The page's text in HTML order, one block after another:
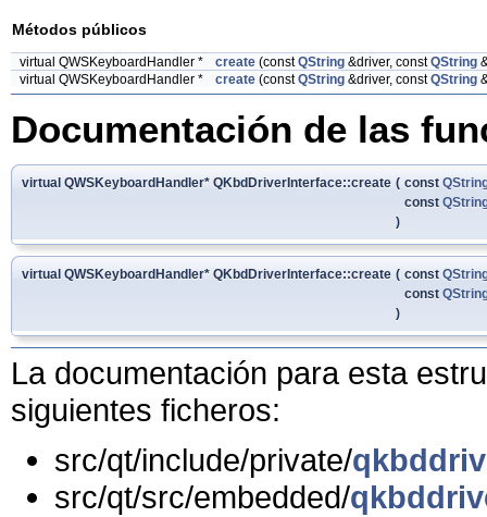
Métodos públicos
virtual QWSKeyboardHandler * create (constQString &driver, constQString
virtual QWSKeyboardHandler *
create (constQString &driver, constQString
Documentación de las
virtual QWSKeyboardHandler* QKbdDriverInterface::create ( const
const
)
virtual QWSKeyboardHandler* QKbdDriverInterface::create ( const
const
)
La documentación para esta
siguientes ficheros:
src/qt/include/private/
src/qt/src/embedded/